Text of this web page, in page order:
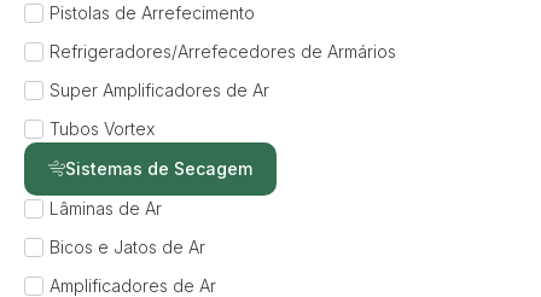
Pistolas de Arrefecimento
Refrigeradores/Arrefecedores de Armários
Super Amplificadores de Ar
Tubos Vortex
Sistemas de Secagem
Lâminas de Ar
Bicos e Jatos de Ar
Amplificadores de Ar